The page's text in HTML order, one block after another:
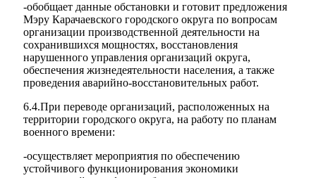
-обобщает данные обстановки и готовит предложения
Мэру Карачаевского городского округа по вопросам
организации производственной деятельности на
сохранившихся мощностях, восстановления
нарушенного управления организаций округа,
обеспечения жизнедеятельности населения, а также
проведения аварийно-восстановительных работ.
6.4.При переводе организаций, расположенных на
территории городского округа, на работу по планам
военного времени:
-осуществляет мероприятия по обеспечению
устойчивого функционирования экономики
Городская Среда